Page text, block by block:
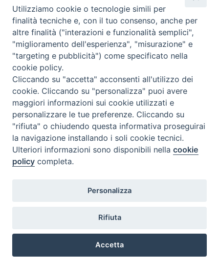
Piazza Mario Dottori, 14
02047 Poggio Mirteto (Rieti)
diocesi@diocesisabina.it
Preferenze Cookie
Utilizziamo cookie o tecnologie simili per
finalità tecniche e, con il tuo consenso, anche per
altre finalità ("interazioni e funzionalità semplici",
"miglioramento dell'esperienza", "misurazione" e
"targeting e pubblicità") come specificato nella
cookie policy.
Cliccando su "accetta" acconsenti all'utilizzo dei
cookie. Cliccando su "personalizza" puoi avere
maggiori informazioni sui cookie utilizzati e
personalizzare le tue preferenze. Cliccando su
"rifiuta" o chiudendo questa informativa proseguirai
la navigazione installando i soli cookie tecnici.
Ulteriori informazioni sono disponibili nellacookie
policy completa.
Personalizza
Rifiuta
Accetta